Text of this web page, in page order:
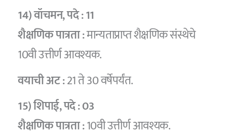
14) वॉचमन, पदे :11
शैक्षणिक पात्रता :मान्यताप्राप्त शैक्षणिक संस्थेचे
10वी उत्तीर्ण आवश्यक.
वयाची अट :21 ते 30 वर्षेपर्यंत.
15) शिपाई, पदे :03
शैक्षणिक पात्रता :10वी उत्तीर्ण आवश्यक.